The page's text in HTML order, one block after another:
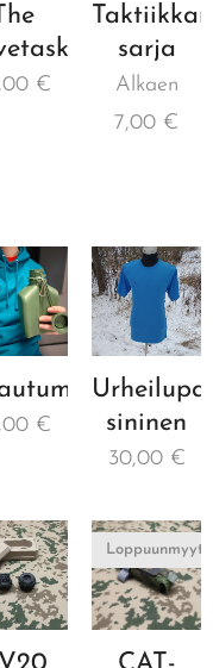
€
sarja
Alkaen
7,00 €
€
sininen
30,00€
Loppuunmyyty